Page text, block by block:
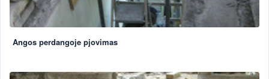
Angos perdangoje pjovimas